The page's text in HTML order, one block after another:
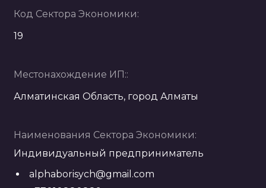
Код Сектора Экономики:
19
Местонахождение ИП::
Алматинская Область, город Алматы
Наименования Сектора Экономики:
Индивидуальный предприниматель
alphaborisych@gmail.com